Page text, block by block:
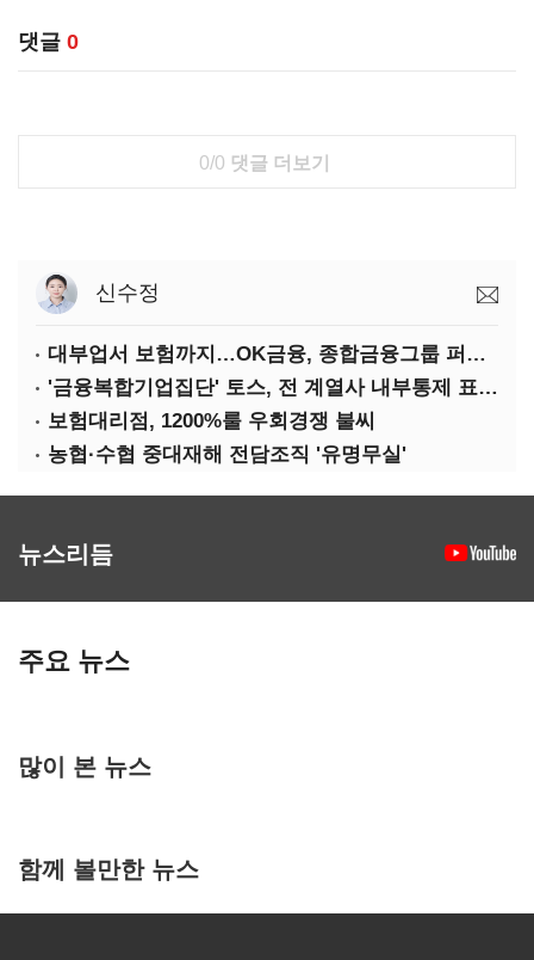
댓글 0
0/0 댓글 더보기
신수정
대부업서 보험까지…OK금융, 종합금융그룹 퍼즐 맞춘다
'금융복합기업집단' 토스, 전 계열사 내부통제 표준화
보험대리점, 1200%룰 우회경쟁 불씨
농협·수협 중대재해 전담조직 '유명무실'
뉴스리듬
주요 뉴스
많이 본 뉴스
함께 볼만한 뉴스